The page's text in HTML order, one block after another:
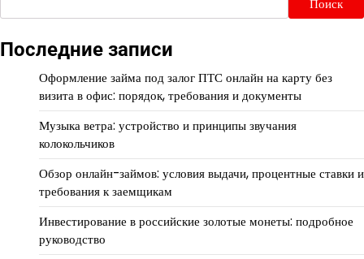
Поиск
Последние записи
Оформление займа под залог ПТС онлайн на карту без
визита в офис: порядок, требования и документы
Музыка ветра: устройство и принципы звучания
колокольчиков
Обзор онлайн-займов: условия выдачи, процентные ставки и
требования к заемщикам
Инвестирование в российские золотые монеты: подробное
руководство